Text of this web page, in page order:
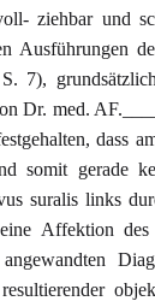
ziehbar und
Ausführungen
7),
Dr. med.
dass
somit gerade
suralis links
Affektion